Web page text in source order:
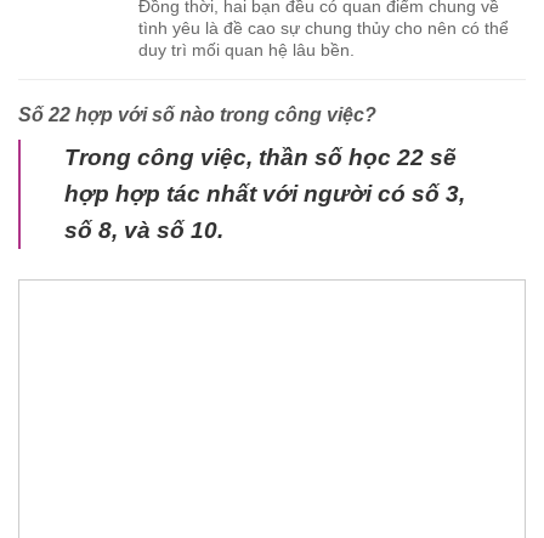
Đồng thời, hai bạn đều có quan điểm chung về
tình yêu là đề cao sự chung thủy cho nên có thể
duy trì mối quan hệ lâu bền.
Số 22 hợp với số nào trong công việc?
Trong công việc, thần số học 22 sẽ
hợp hợp tác nhất với người có số 3,
số 8, và số 10.